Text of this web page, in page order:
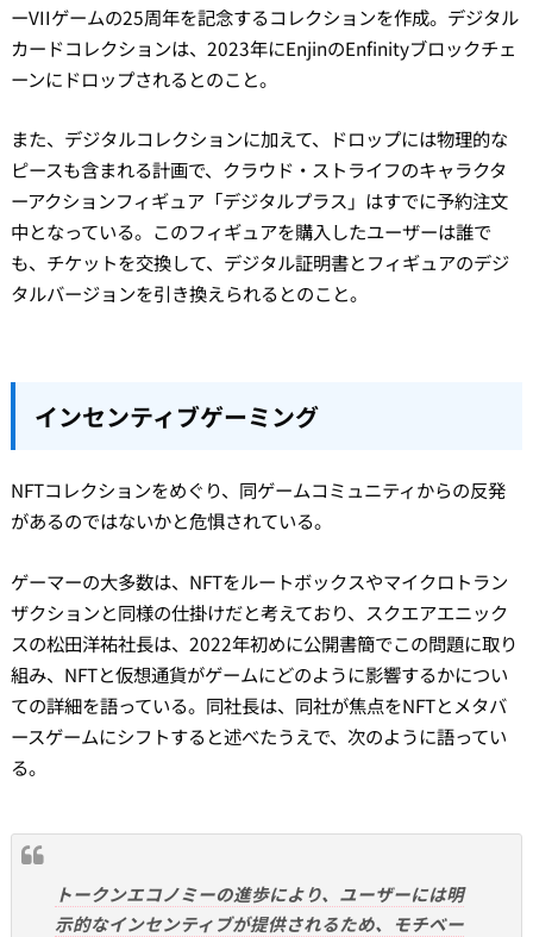
ーVIIゲームの25周年を記念するコレクションを作成。デジタル
カードコレクションは、2023年にEnjinのEnfinityブロックチェ
ーンにドロップされるとのこと。
また、デジタルコレクションに加えて、ドロップには物理的な
ピースも含まれる計画で、クラウド・ストライフのキャラクタ
ーアクションフィギュア「デジタルプラス」はすでに予約注文
中となっている。このフィギュアを購入したユーザーは誰で
も、チケットを交換して、デジタル証明書とフィギュアのデジ
タルバージョンを引き換えられるとのこと。
インセンティブゲーミング
NFTコレクションをめぐり、同ゲームコミュニティからの反発
があるのではないかと危惧されている。
ゲーマーの大多数は、NFTをルートボックスやマイクロトラン
ザクションと同様の仕掛けだと考えており、スクエアエニック
スの松田洋祐社長は、2022年初めに公開書簡でこの問題に取り
組み、NFTと仮想通貨がゲームにどのように影響するかについ
ての詳細を語っている。同社長は、同社が焦点をNFTとメタバ
ースゲームにシフトすると述べたうえで、次のように語ってい
る。
トークンエコノミーの進歩により、ユーザーには明
示的なインセンティブが提供されるため、モチベー